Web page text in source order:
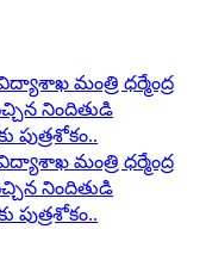
మంత్రి ధర్మేంద్ర
నిందితుడి
మంత్రి ధర్మేంద్ర
నిందితుడి